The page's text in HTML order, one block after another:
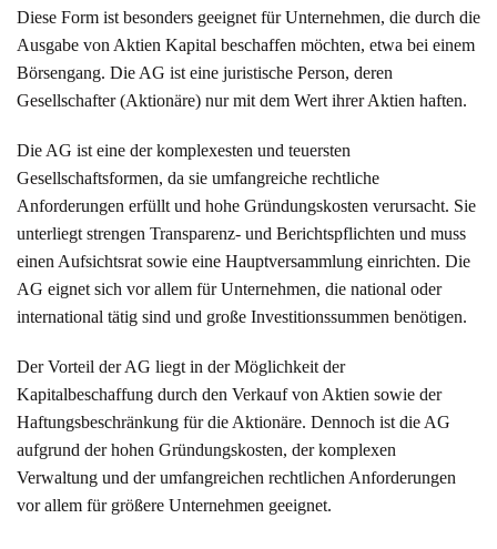
Diese Form ist besonders geeignet für Unternehmen, die durch die
Ausgabe von Aktien Kapital beschaffen möchten, etwa bei einem
Börsengang. Die AG ist eine juristische Person, deren
Gesellschafter (Aktionäre) nur mit dem Wert ihrer Aktien haften.
Die AG ist eine der komplexesten und teuersten
Gesellschaftsformen, da sie umfangreiche rechtliche
Anforderungen erfüllt und hohe Gründungskosten verursacht. Sie
unterliegt strengen Transparenz- und Berichtspflichten und muss
einen Aufsichtsrat sowie eine Hauptversammlung einrichten. Die
AG eignet sich vor allem für Unternehmen, die national oder
international tätig sind und große Investitionssummen benötigen.
Der Vorteil der AG liegt in der Möglichkeit der
Kapitalbeschaffung durch den Verkauf von Aktien sowie der
Haftungsbeschränkung für die Aktionäre. Dennoch ist die AG
aufgrund der hohen Gründungskosten, der komplexen
Verwaltung und der umfangreichen rechtlichen Anforderungen
vor allem für größere Unternehmen geeignet.